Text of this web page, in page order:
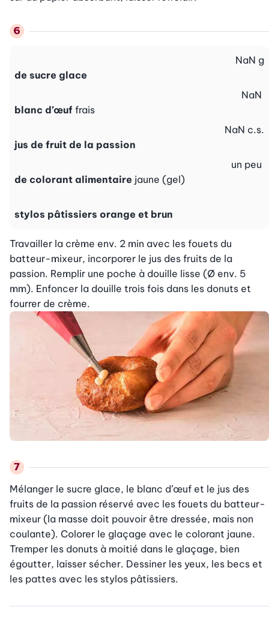
de sucre glace
NaN g
blanc d’œuf frais
NaN
jus de fruit de la passion
NaN c.s.
de colorant alimentaire jaune (gel)
un peu
stylos pâtissiers orange et brun
Travailler la crème env. 2 min avec les fouets du
batteur-mixeur, incorporer le jus des fruits de la
passion. Remplir une poche à douille lisse (Ø env. 5
mm). Enfoncer la douille trois fois dans les donuts et
fourrer de crème.
Mélanger le sucre glace, le blanc d’œuf et le jus des
fruits de la passion réservé avec les fouets du batteur-
mixeur (la masse doit pouvoir être dressée, mais non
coulante). Colorer le glaçage avec le colorant jaune.
Tremper les donuts à moitié dans le glaçage, bien
égoutter, laisser sécher. Dessiner les yeux, les becs et
les pattes avec les stylos pâtissiers.